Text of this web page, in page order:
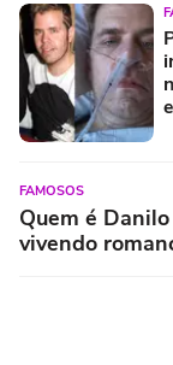
FAMOSOS
Quem é
vivendo